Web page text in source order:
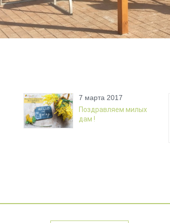
7 марта 2017
Поздравляем милых
дам !